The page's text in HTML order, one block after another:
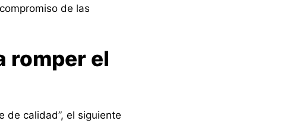
de las
romper el
de calidad”, el siguiente